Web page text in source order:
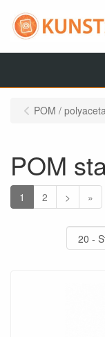
POM /
POM
1 2 >
»